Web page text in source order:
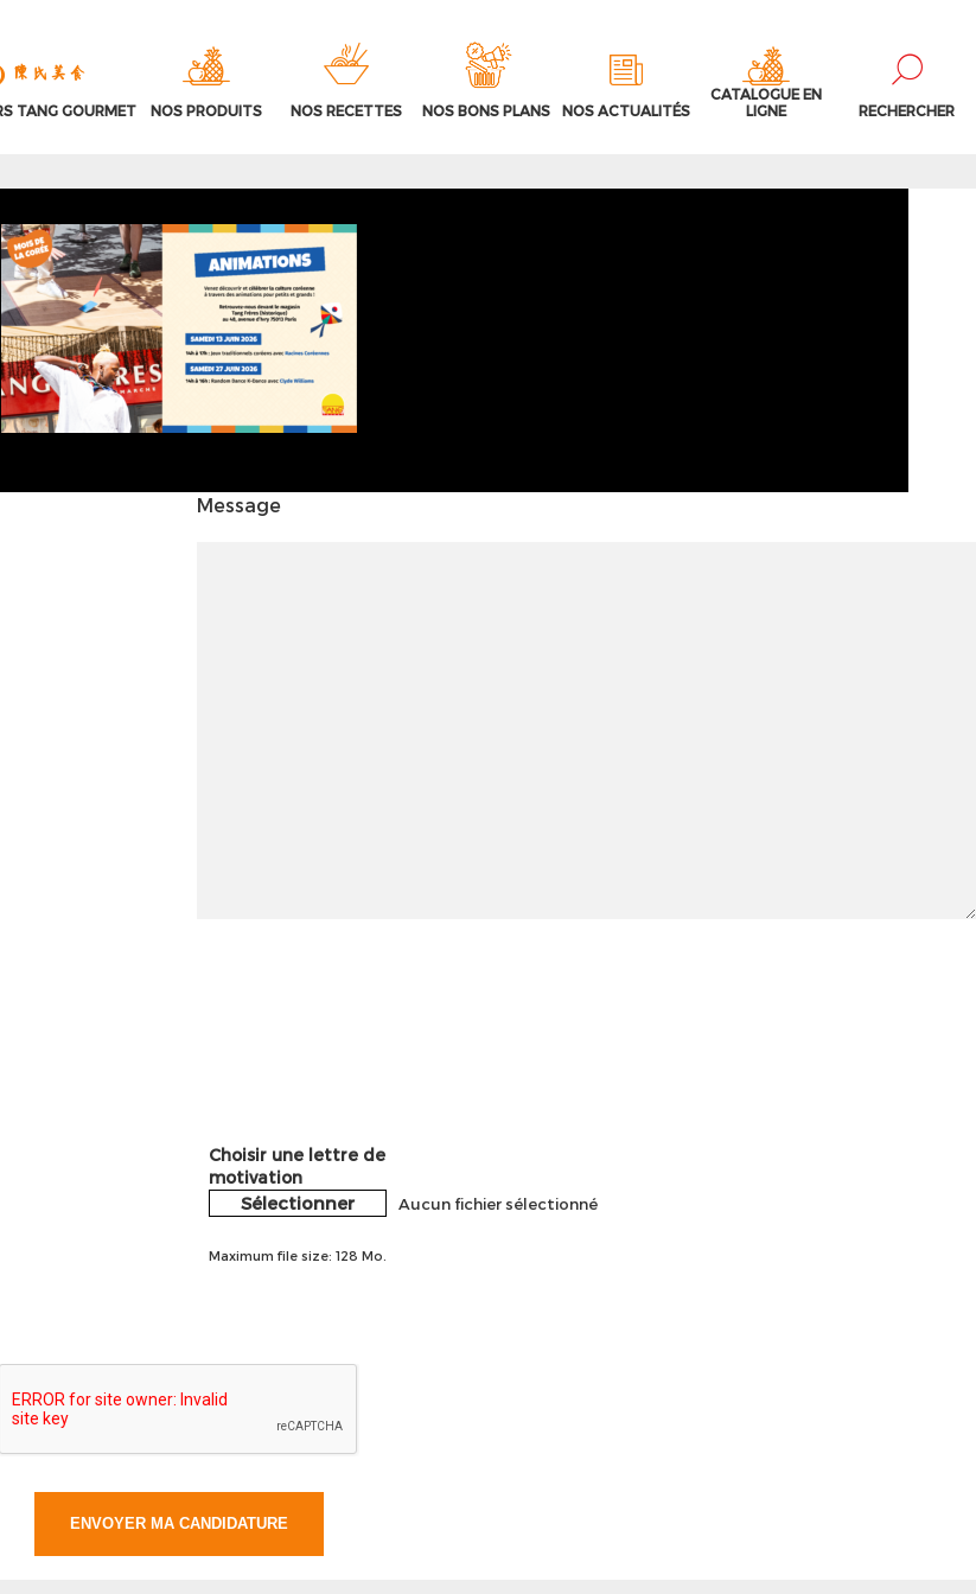
TANG GOURMET NOS PRODUITS NOS RECETTES NOS BONS PLANS NOS ACTUALITÉS
CATALOGUE EN
LIGNE
RECHERCHER
Message
Choisir une lettre de
motivation
Sélectionner Aucun fichier sélectionné
Maximum file size: 128 Mo.